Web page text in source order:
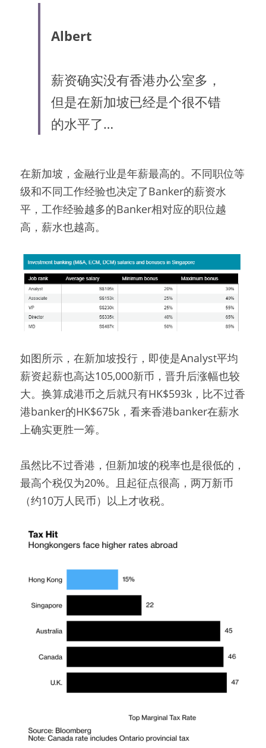
Albert
薪资确实没有香港办公室多，
但是在新加坡已经是个很不错
的水平了…
在新加坡，金融行业是年薪最高的。不同职位等
级和不同工作经验也决定了Banker的薪资水
平，工作经验越多的Banker相对应的职位越
高，薪水也越高。
如图所示，在新加坡投行，即使是Analyst平均
薪资起薪也高达105,000新币，晋升后涨幅也较
大。换算成港币之后就只有HK$593k，比不过香
港banker的HK$675k，看来香港banker在薪水
上确实更胜一筹。
虽然比不过香港，但新加坡的税率也是很低的，
最高个税仅为20%。且起征点很高，两万新币
（约10万人民币）以上才收税。